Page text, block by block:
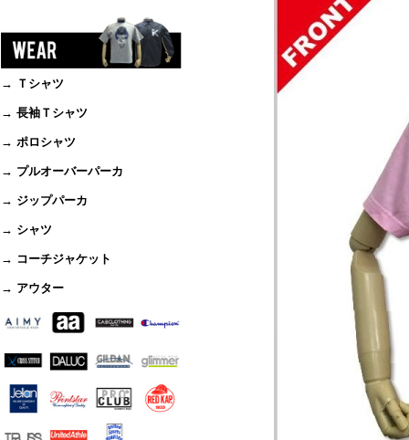
→ Ｔシャツ
→ 長袖Ｔシャツ
→ ポロシャツ
→ プルオーバーパーカ
→ ジップパーカ
→ シャツ
→ コーチジャケット
→ アウター